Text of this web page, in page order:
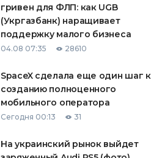
гривен для ФЛП: как UGB
(Укргазбанк) наращивает
поддержку малого бизнеса
04.08 07:35 28610
SpaceX сделала еще один шаг к
созданию полноценного
мобильного оператора
Сегодня 00:13 31
На украинский рынок выйдет